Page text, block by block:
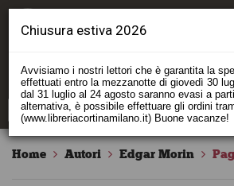
Home Autori Edgar Morin
Chiusura estiva 2026
Avvisiamo i nostri lettori che è garantita la
effettuati entro la mezzanotte di giovedì 30
dal 31 luglio al 24 agosto saranno evasi a
alternativa, è possibile effettuare gli ordini
(www.libreriacortinamilano.it) Buone vacanze!